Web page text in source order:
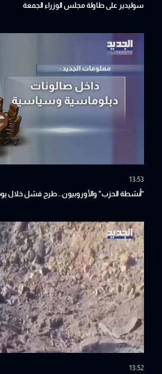
سوليدير على طاولة مجلس الوزراء الجمعة
13:53
"أنشطة الحزب" والأوروبيون.. طرح فشل خلال
13:52